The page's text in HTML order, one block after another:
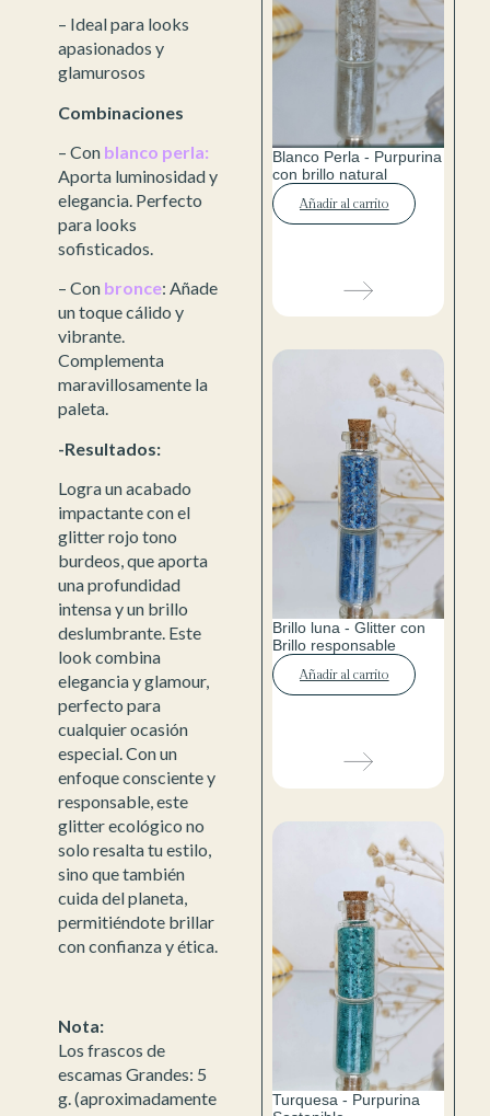
– Ideal para looks
apasionados y
glamurosos
Combinaciones
– Con blanco perla:
Aporta luminosidad y
elegancia. Perfecto
para looks
sofisticados.
– Con bronce: Añade
un toque cálido y
vibrante.
Complementa
maravillosamente la
paleta.
-Resultados:
Logra un acabado
impactante con el
glitter rojo tono
burdeos, que aporta
una profundidad
intensa y un brillo
deslumbrante. Este
look combina
elegancia y glamour,
perfecto para
cualquier ocasión
especial. Con un
enfoque consciente y
responsable, este
glitter ecológico no
solo resalta tu estilo,
sino que también
cuida del planeta,
permitiéndote brillar
con confianza y ética.
Nota:
Los frascos de
escamas Grandes: 5
g. (aproximadamente
Blanco Perla - Purpurina
con brillo natural
Añadir al carrito
Brillo luna - Glitter con
Brillo responsable
Añadir al carrito
Turquesa - Purpurina